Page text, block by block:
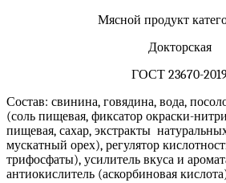
Мясной продукт
Докторская
ГОСТ 23670-2019
Состав: свинина, говядина, вода,
(соль пищевая, фиксатор окраски-
пищевая, сахар, экстракты
мускатный орех), регулятор
трифосфаты), усилитель вкуса и
антиокислитель (аскорбиновая